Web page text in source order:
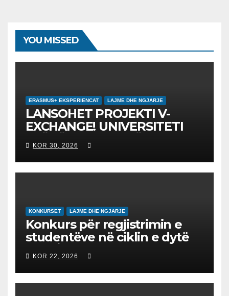
YOU MISSED
ERASMUS+ EKSPERIENCAT LAJME DHE NGJARJE
LANSOHET PROJEKTI V-
EXCHANGE! UNIVERSITETI
UDHËHEQ NISMËN
NDËRKOMBËTARE PËR
EDUKIMIN DIGJITAL DHE
KOR 30, 2026
KONKURSET LAJME DHE NGJARJE
Konkurs për regjistrimin e
studentëve në ciklin e dytë
запишување на студенти
на втор циклус студии за
2026/2027
KOR 22, 2026